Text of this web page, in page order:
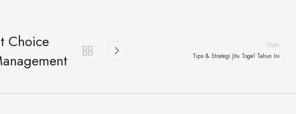
Choice
Older
Tips & Strategi Jitu Togel Tahun Ini